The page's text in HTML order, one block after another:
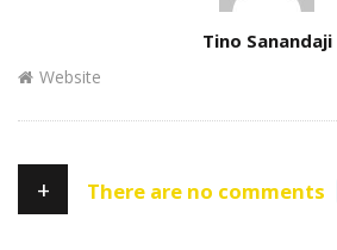
Tino Sanandaji
Website
+ There are no comments